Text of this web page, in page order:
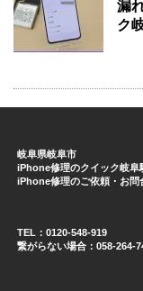
漏
ク
岐阜県岐阜市
iPhone修理のクイック岐阜
iPhone修理のご依頼・お問
TEL：0120-548-919
繋がらない場合：058-264-